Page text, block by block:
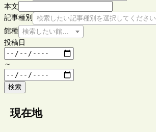
本文
記事種別
検索したい記事種別を選択してください
館種 検索したい館種を選択してください
投稿日
～
検索
現在地